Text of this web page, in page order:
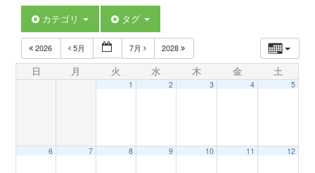
t
i
カテゴリ タグ
2026 5月 7月 2028
日 月 火 水 木 金 土
1 2 3 4 5
6 7 8 9 10 11 12